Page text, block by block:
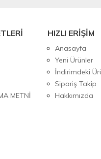
METNİ
HIZLI ERİŞİM
Anasayfa
Yeni Ürünler
İndirimdeki
Sipariş Takip
Hakkımızda